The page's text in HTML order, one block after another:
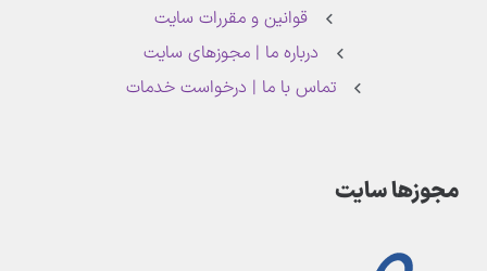
قوانین و مقررات سایت
درباره ما | مجوزهای سایت
تماس با ما | درخواست خدمات
مجوزها سایت